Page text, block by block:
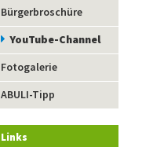
Bürgerbroschüre
YouTube-Channel
Fotogalerie
ABULI-Tipp
Links